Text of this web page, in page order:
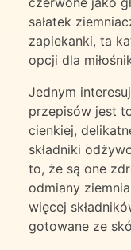
sałatek
zapiekanki, ta
opcji dla
Jednym
przepisów jest
cienkiej,
składniki
to, że są one
odmiany
więcej
gotowane ze